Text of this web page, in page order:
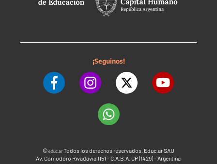
¡Seguinos!
©educ.arTodos los derechos reservados. Educ.ar SAU
Av. Comodoro Rivadavia 1151 - C.A.B.A. CP (1429) - Argentina